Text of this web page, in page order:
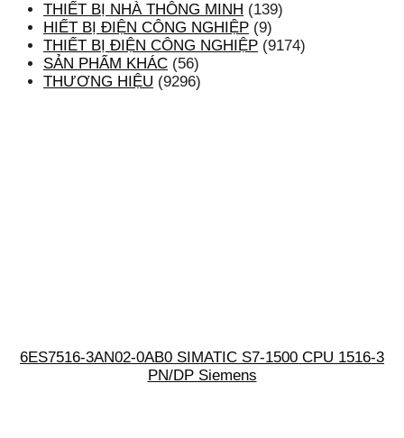
THIẾT BỊ NHÀ THÔNG MINH (139)
HIẾT BỊ ĐIỆN CÔNG NGHIỆP (9)
THIẾT BỊ ĐIỆN CÔNG NGHIỆP (9174)
SẢN PHẨM KHÁC (56)
THƯƠNG HIỆU (9296)
6ES7516-3AN02-0AB0 SIMATIC S7-1500 CPU 1516-3
PN/DP Siemens